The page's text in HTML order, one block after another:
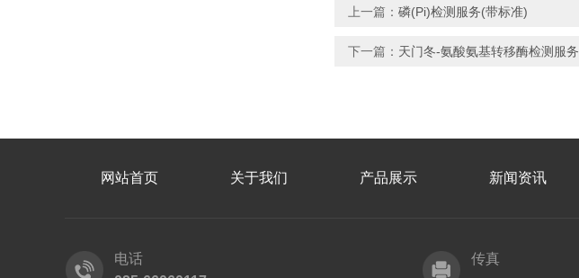
上一篇： 磷(Pi)检测服务(带标准)
下一篇： 天门冬-氨酸氨基转移酶检测服务
网站首页 关于我们 产品展示 新闻资讯
电话
传真